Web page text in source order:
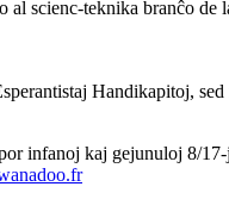
al scienc-teknika branĉo
Handikapitoj,
infanoj kaj gejunuloj 8/